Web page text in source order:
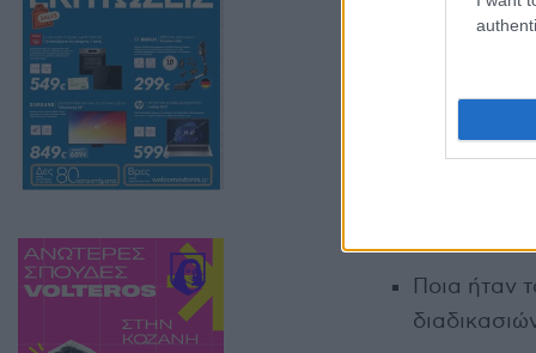
τότε ο ίδιος
«Η ανάγκη για
Ποια ήταν